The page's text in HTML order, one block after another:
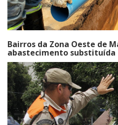
Bairros da Zona Oeste de
abastecimento substituída